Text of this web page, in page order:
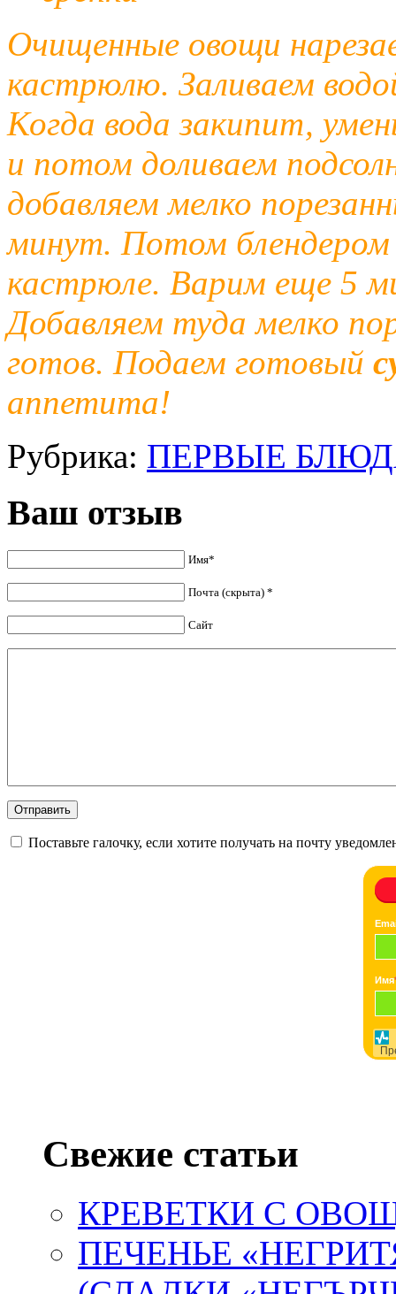
Очищенные овощи
кастрюлю. Заливаем
Когда вода закипит,
и потом доливаем
добавляем мелко
минут. Потом блендером
кастрюле. Варим еще 5
Добавляем туда мелко
готов. Подаем готовый
аппетита!
Рубрика: ПЕРВЫЕ
Ваш отзыв
Имя*
Почта (скрыта) *
Сайт
Поставьте галочку, если хотите получать на почту
Имя
Свежие статьи
КРЕВЕТКИ С
ПЕЧЕНЬЕ